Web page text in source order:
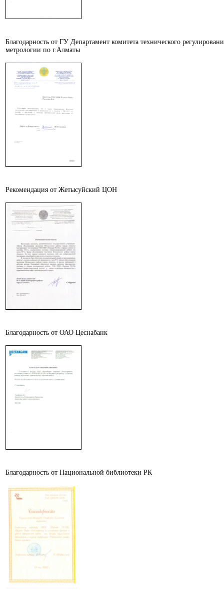
Благодарность от ГУ Департамент комитета технического
метрологии по г.Алматы
Рекомендация от Жетысуйский ЦОН
Благодарность от ОАО Цеснабанк
Благодарность от Национальной библиотеки РК